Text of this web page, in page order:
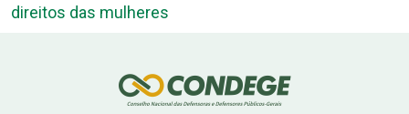
direitos das mulheres